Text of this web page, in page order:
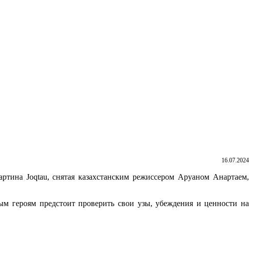
16.07.2024
Joqtau, снятая казахстанским режиссером Аруаном Анартаем,
героям предстоит проверить свои узы, убеждения и ценности на